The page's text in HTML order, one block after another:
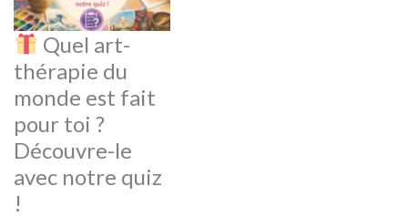
Quel art-
thérapie du
monde est fait
pour toi ?
Découvre-le
avec notre quiz
!